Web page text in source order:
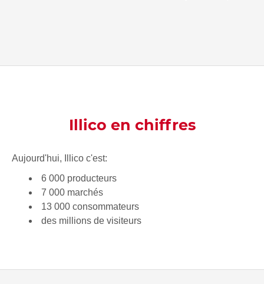
Illico en chiffres
Aujourd'hui, Illico c'est:
6 000 producteurs
7 000 marchés
13 000 consommateurs
des millions de visiteurs